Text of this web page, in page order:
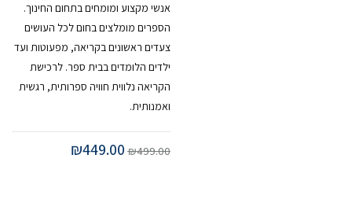
אנשי מקצוע ומומחים בתחום החינוך.
הספרים מומלצים בחום לכל העושים
צעדים ראשונים בקריאה, מפעוטות ועד
ילדים הלומדים בבית ספר. לרכישת
הקריאה נלווית חוויה ספרותית, רגשית
ואמנותית.
₪499.00 המחיר ₪449.00